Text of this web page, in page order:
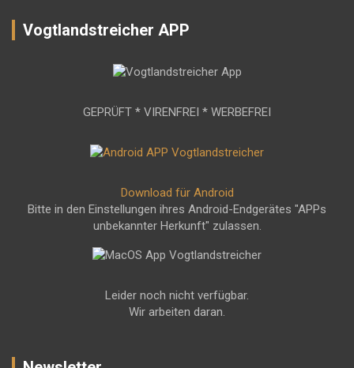
Vogtlandstreicher APP
GEPRÜFT * VIRENFREI * WERBEFREI
Download für Android
Bitte in den Einstellungen ihres Android-Endgerätes "APPs
unbekannter Herkunft" zulassen.
Leider noch nicht verfügbar.
Wir arbeiten daran.